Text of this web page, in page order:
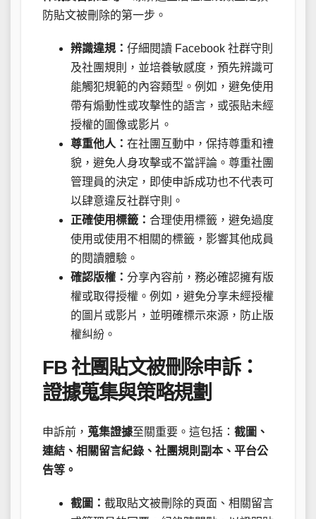
防貼文被刪除的第一步。
辨識違規： 仔細閱讀 Facebook 社群守則
及社團規則，並培養敏感度，預先辨識可
能觸犯規範的內容類型。例如，避免使用
帶有煽動性或攻擊性的語言，或張貼未經
授權的圖像或影片。
尊重他人： 在社團互動中，保持尊重和禮
貌，避免人身攻擊或不當評論。尊重社團
管理員的決定，即使申訴成功也不代表可
以肆意違反社群守則。
正確使用標籤： 合理使用標籤，避免過度
使用或使用不相關的標籤，影響其他成員
的閱讀體驗。
確認版權： 分享內容前，務必確認擁有版
權或取得授權。例如，避免分享未經授權
的圖片或影片，並明確標示來源，防止版
權糾紛。
FB 社團貼文被刪除申訴：
證據蒐集與策略規劃
申訴前， 蒐集證據至關重要。這包括： 截圖、
連結、相關留言紀錄、社團規則副本、平台公
告等。
截圖： 截取貼文被刪除的頁面、相關留言